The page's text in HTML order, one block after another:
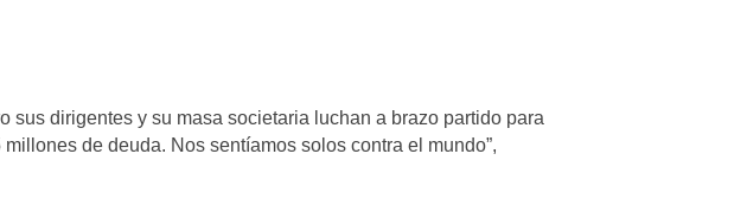
sus dirigentes y su masa societaria luchan a brazo partido para
de deuda. Nos sentíamos solos contra el mundo”,